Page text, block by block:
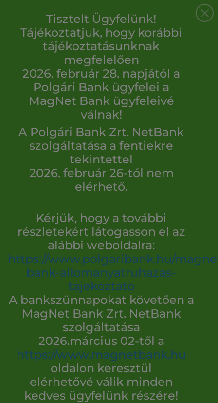
Tisztelt Ügyfelünk!
Tájékoztatjuk, hogy korábbi
tájékoztatásunknak
megfelelően
2026. február 28. napjától a
Polgári Bank ügyfelei a
MagNet Bank ügyfeleivé
válnak!
A Polgári Bank Zrt. NetBank
szolgáltatása a fentiekre
tekintettel
2026. február 26-tól nem
elérhető.
Kérjük, hogy a további
részletekért látogasson el az
alábbi weboldalra:
https://www.polgaribank.hu/
bank-allomanyatruhazas-
tajekoztato
A bankszünnapokat követően a
MagNet Bank Zrt. NetBank
szolgáltatása
2026.március 02-től a
https://www.magnetbank.hu
oldalon keresztül
elérhetővé válik minden
kedves ügyfelünk részére!